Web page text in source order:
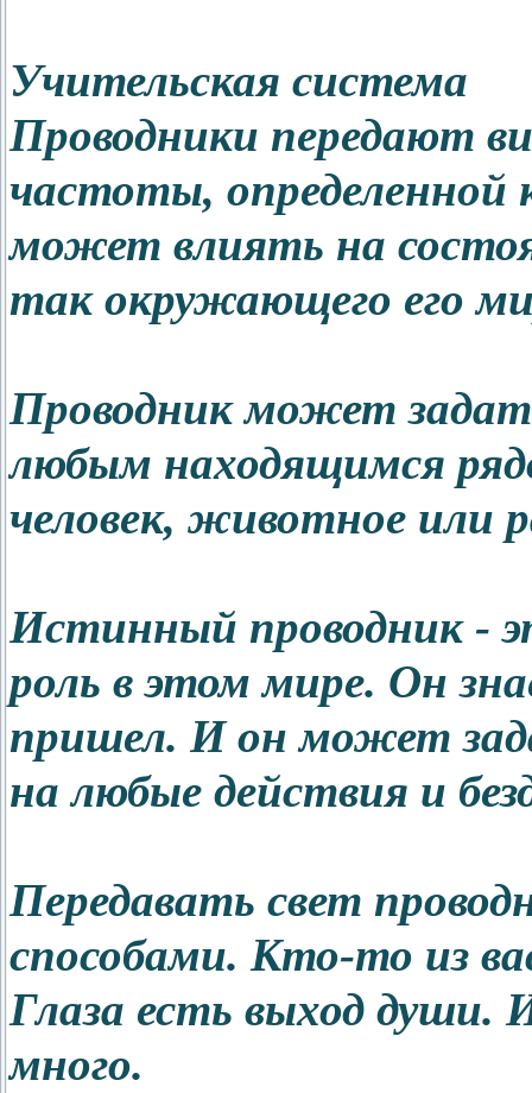
Учительская система
Проводники передают
частоты, определенной
может влиять на
так окружающего его
Проводник может
любым находящимся
человек, животное или
Истинный проводник -
роль в этом мире. Он
пришел. И он может
на любые действия и
Передавать свет
способами. Кто-то из
Глаза есть выход души.
много.